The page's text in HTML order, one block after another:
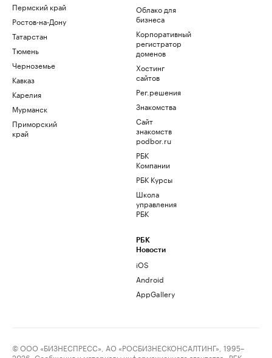
Пермский край
Ростов-на-Дону
Татарстан
Тюмень
Черноземье
Кавказ
Карелия
Мурманск
Приморский
край
Облако для
бизнеса
Корпоративный
регистратор
доменов
Хостинг
сайтов
Рег.решения
Знакомства
Сайт
знакомств
podbor.ru
РБК
Компании
РБК Курсы
Школа
управления
РБК
РБК
Новости
iOS
Android
AppGallery
© ООО «БИЗНЕСПРЕСС», АО «РОСБИЗНЕСКОНСАЛТИНГ», 1995–